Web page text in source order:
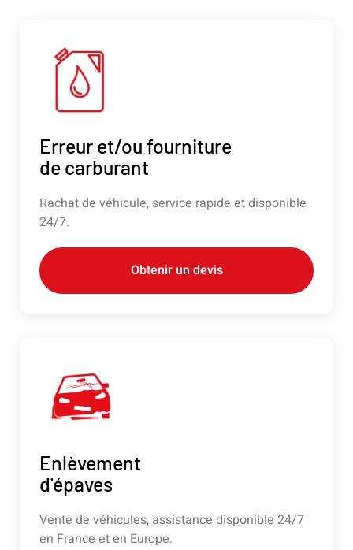
Erreur et/ou fourniture
de carburant
Rachat de véhicule, service rapide et disponible
24/7.
Obtenir un devis
Enlèvement
d'épaves
Vente de véhicules, assistance disponible 24/7
en France et en Europe.